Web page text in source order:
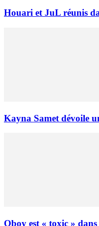
Houari et JuL réunis
Kayna Samet dévoile
Oboy est « toxic »